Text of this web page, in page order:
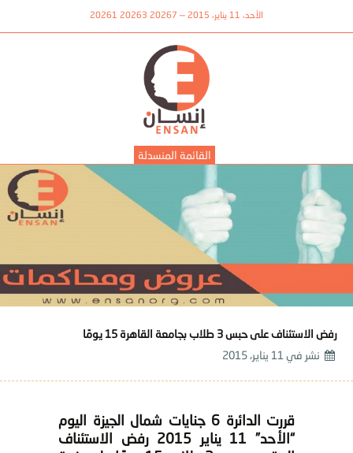
الأحد، 11 يناير، 2015 — 20267 20263 20261
القائمة المنسدلة
رفض الاستئناف على حبس 3 طلاب بجامعة القاهرة 15 يومًا
نشر في 11 يناير، 2015
قررت الدائرة 6 جنايات شمال الجيزة اليوم
“الأحد” 11 يناير 2015 رفض الاستئناف